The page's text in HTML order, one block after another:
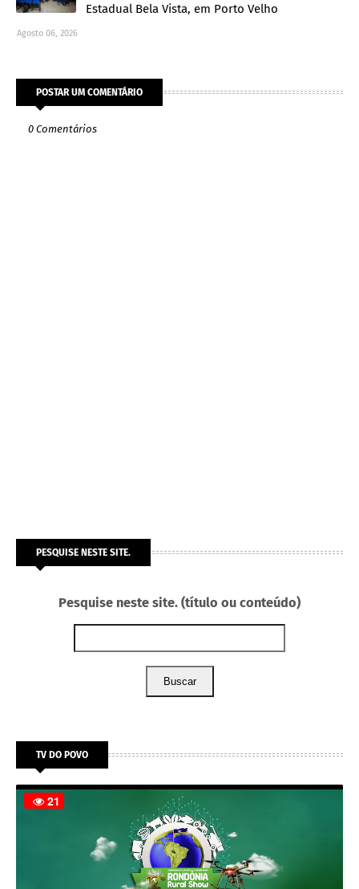
Estadual Bela Vista, em Porto Velho
Agosto 06, 2026
POSTAR UM COMENTÁRIO
0 Comentários
PESQUISE NESTE SITE.
Pesquise neste site. (título ou conteúdo)
Buscar
TV DO POVO